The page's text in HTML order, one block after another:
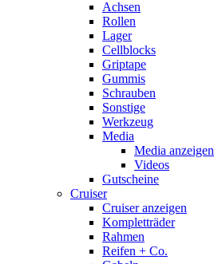
Achsen
Rollen
Lager
Cellblocks
Griptape
Gummis
Schrauben
Sonstige
Werkzeug
Media
Media anzeigen
Videos
Gutscheine
Cruiser
Cruiser anzeigen
Kompletträder
Rahmen
Reifen + Co.